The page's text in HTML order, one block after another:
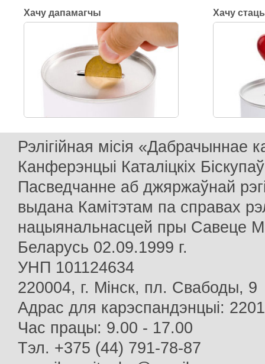
Хачу дапамагчы Хачу
Рэлігійная місія «Дабрачыннае
Канферэнцыі Каталіцкіх
Пасведчанне аб джяржаўнай
выдана Камітэтам па справах
нацыянальнасцей пры Савеце
Беларусь 02.09.1999 г.
УНП 101124634
220004, г. Мінск, пл. Свабоды, 9
Адрас для карэспандэнцыі:
Час працы: 9.00 - 17.00
Тэл. +375 (44) 791-78-87